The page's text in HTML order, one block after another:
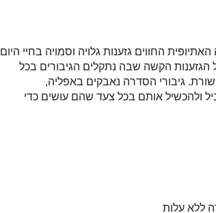
החווים גזענות גלויה וסמויה בחיי היום
הקשה שבה נתקלים הגיבורים בכל
גיבורי הסדרה נאבקים באפליה,
ולהכשיל אותם בכל צעד שהם עושים כדי
ללא עלות